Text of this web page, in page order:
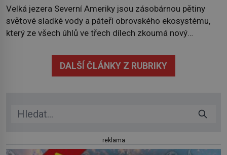
Velká jezera Severní Ameriky jsou zásobárnou pětiny
světové sladké vody a páteří obrovského ekosystému,
který ze všech úhlů ve třech dílech zkoumá nový
premiéře jej uvidíte na Viasat Nature v pondělí 5.
července. Hořejší jezero, Huronské jezero, Michiganské
DALŠÍ ČLÁNKY Z RUBRIKY
reklama